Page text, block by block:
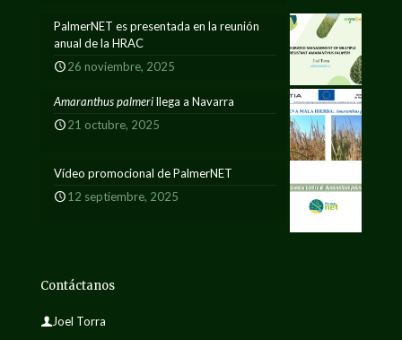
PalmerNET es presentada en la reunión
anual de la HRAC
26 noviembre, 2025
Amaranthus palmerillega a Navarra
21 octubre, 2025
Vídeo promocional de PalmerNET
12 septiembre, 2025
Contáctanos
Joel Torra